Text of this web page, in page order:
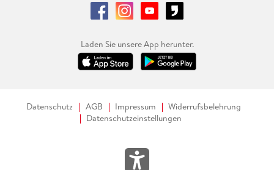
Laden Sie unsere App herunter.
Datenschutz AGB Impressum
Widerrufsbelehrung
Datenschutzeinstellungen